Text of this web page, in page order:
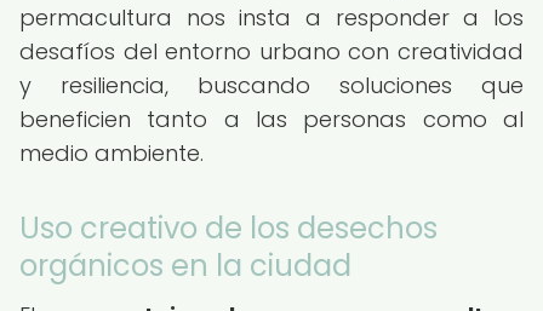
permacultura nos insta a responder a los
desafíos del entorno urbano con creatividad
y resiliencia, buscando soluciones que
beneficien tanto a las personas como al
medio ambiente.
Uso creativo de los desechos
orgánicos en la ciudad